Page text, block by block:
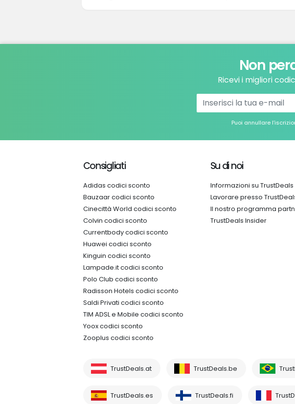
Non
Ricevi i migliori
Puoi annullare
Consigliati
Adidas codici sconto
Bauzaar codici sconto
Cinecittà World codici sconto
Colvin codici sconto
Currentbody codici sconto
Huawei codici sconto
Kinguin codici sconto
Lampade.it codici sconto
Polo Club codici sconto
Radisson Hotels codici sconto
Saldi Privati codici sconto
TIM ADSL e Mobile codici sconto
Yoox codici sconto
Zooplus codici sconto
Su di noi
Informazioni su TrustDeals
Lavorare presso
Il nostro programma
TrustDeals Insider
TrustDeals.at TrustDeals.be
TrustDeals.es TrustDeals.fi